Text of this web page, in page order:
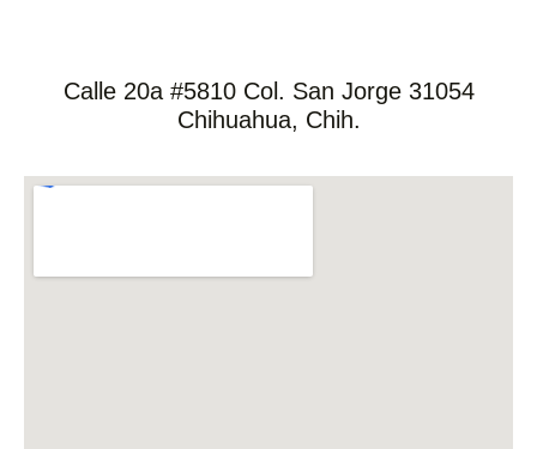
Calle 20a #5810 Col. San Jorge 31054
Chihuahua, Chih.